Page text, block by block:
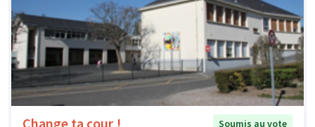
Change ta cour !
Soumis au vote